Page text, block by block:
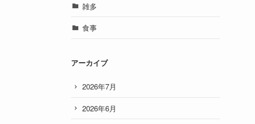
雑多
食事
アーカイブ
2026年7月
2026年6月